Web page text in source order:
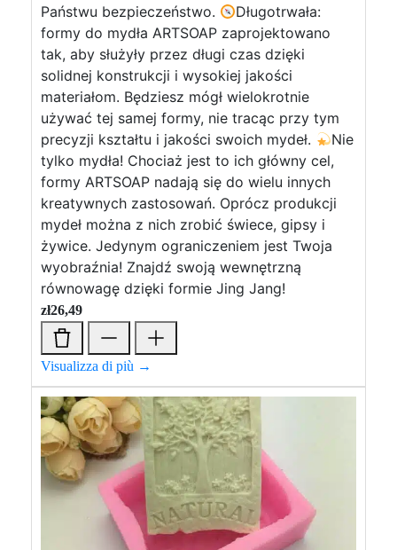
Państwu bezpieczeństwo.
Długotrwała:
formy do mydła ARTSOAP zaprojektowano
tak, aby służyły przez długi czas dzięki
solidnej konstrukcji i wysokiej jakości
materiałom. Będziesz mógł wielokrotnie
używać tej samej formy, nie tracąc przy tym
precyzji kształtu i jakości swoich mydeł.
Nie
tylko mydła! Chociaż jest to ich główny cel,
formy ARTSOAP nadają się do wielu innych
kreatywnych zastosowań. Oprócz produkcji
mydeł można z nich zrobić świece, gipsy i
żywice. Jedynym ograniczeniem jest Twoja
wyobraźnia! Znajdź swoją wewnętrzną
równowagę dzięki formie Jing Jang!
zł26,49
Visualizza di più →